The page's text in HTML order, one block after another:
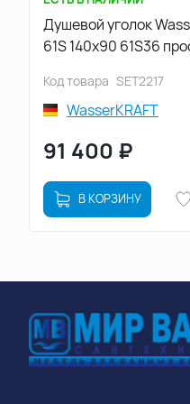
Душевой уголок
61S 140х90 61S36
Код товара SET2217
WasserKRAFT
91 400 ₽
В КОРЗИНУ